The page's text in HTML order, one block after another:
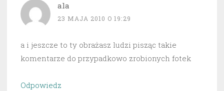
ala
23 MAJA 2010 O 19:29
a i jeszcze to ty obrażasz ludzi pisząc takie
komentarze do przypadkowo zrobionych fotek
Odpowiedz